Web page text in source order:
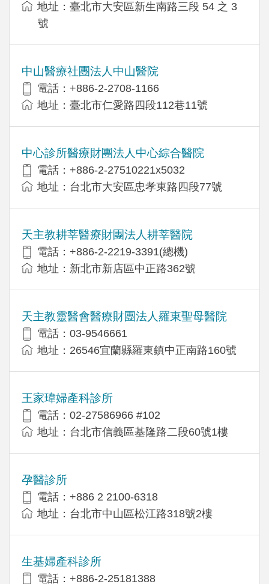
地址：臺北市大安區新生南路三段 54 之 3
號
中山醫療社團法人中山醫院
電話：+886-2-2708-1166
地址：臺北市仁愛路四段112巷11號
中心診所醫療財團法人中心綜合醫院
電話：+886-2-27510221x5032
地址：台北市大安區忠孝東路四段77號
天主教耕莘醫療財團法人耕莘醫院
電話：+886-2-2219-3391(總機)
地址：新北市新店區中正路362號
天主教靈醫會醫療財團法人羅東聖母醫院
電話：03-9546661
地址：26546宜蘭縣羅東鎮中正南路160號
王家瑋婦產科診所
電話：02-27586966 #102
地址：台北市信義區基隆路二段60號1樓
孕醫診所
電話：+886 2 2100-6318
地址：台北市中山區松江路318號2樓
生基婦產科診所
電話：+886-2-25181388